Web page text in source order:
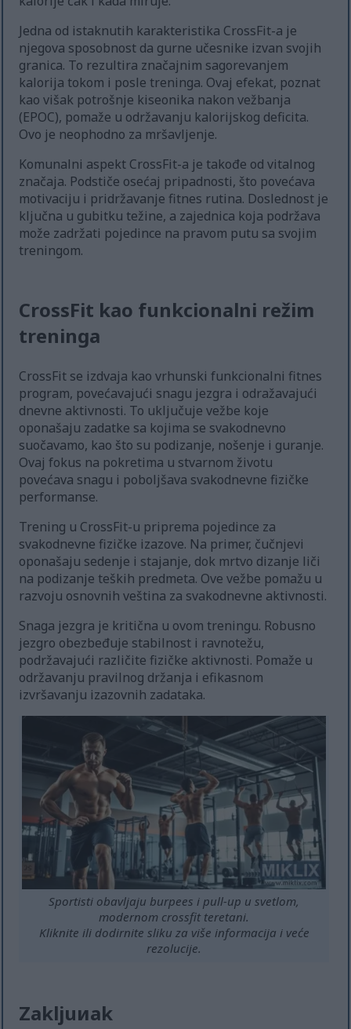
Jedna od istaknutih karakteristika CrossFit-a je
njegova sposobnost da gurne učesnike izvan svojih
granica. To rezultira značajnim sagorevanjem
kalorija tokom i posle treninga. Ovaj efekat, poznat
kao višak potrošnje kiseonika nakon vežbanja
(EPOC), pomaže u održavanju kalorijskog deficita.
Ovo je neophodno za mršavljenje.
Komunalni aspekt CrossFit-a je takođe od vitalnog
značaja. Podstiče osećaj pripadnosti, što povećava
motivaciju i pridržavanje fitnes rutina. Doslednost je
ključna u gubitku težine, a zajednica koja podržava
može zadržati pojedince na pravom putu sa svojim
treningom.
CrossFit kao funkcionalni režim
treninga
CrossFit se izdvaja kao vrhunski funkcionalni fitnes
program, povećavajući snagu jezgra i odražavajući
dnevne aktivnosti. To uključuje vežbe koje
oponašaju zadatke sa kojima se svakodnevno
suočavamo, kao što su podizanje, nošenje i guranje.
Ovaj fokus na pokretima u stvarnom životu
povećava snagu i poboljšava svakodnevne fizičke
performanse.
Trening u CrossFit-u priprema pojedince za
svakodnevne fizičke izazove. Na primer, čučnjevi
oponašaju sedenje i stajanje, dok mrtvo dizanje liči
na podizanje teških predmeta. Ove vežbe pomažu u
razvoju osnovnih veština za svakodnevne aktivnosti.
Snaga jezgra je kritična u ovom treningu. Robusno
jezgro obezbeđuje stabilnost i ravnotežu,
podržavajući različite fizičke aktivnosti. Pomaže u
održavanju pravilnog držanja i efikasnom
izvršavanju izazovnih zadataka.
Sportisti obavljaju burpees i pull-up u svetlom,
modernom crossfit teretani.
Kliknite ili dodirnite sliku za više informacija i veće
rezolucije.
Zakljuиak